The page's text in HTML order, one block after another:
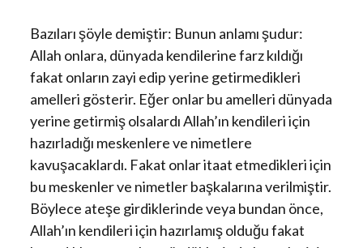
Bazıları şöyle demiştir: Bunun anlamı şudur:
Allah onlara, dünyada kendilerine farz kıldığı
fakat onların zayi edip yerine getirmedikleri
amelleri gösterir. Eğer onlar bu amelleri dünyada
yerine getirmiş olsalardı Allah’ın kendileri için
hazırladığı meskenlere ve nimetlere
kavuşacaklardı. Fakat onlar itaat etmedikleri için
bu meskenler ve nimetler başkalarına verilmiştir.
Böylece ateşe girdiklerinde veya bundan önce,
Allah’ın kendileri için hazırlamış olduğu fakat